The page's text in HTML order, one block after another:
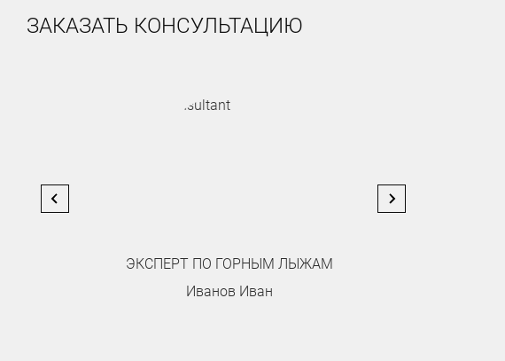
ЗАКАЗАТЬ КОНСУЛЬТАЦИЮ
ЭКСПЕРТ ПО ГОРНЫМ ЛЫЖАМ
Иванов Иван